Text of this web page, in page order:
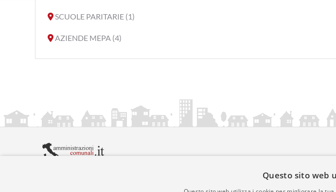
SCUOLE PARITARIE (1)
AZIENDE MEPA (4)
Questo sito web